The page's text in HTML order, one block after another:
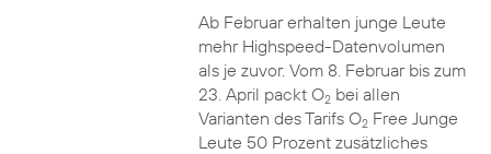
Ab Februar erhalten junge Leute
mehr Highspeed-Datenvolumen
als je zuvor. Vom 8. Februar bis zum
23. April packt O2bei allen
Varianten des Tarifs O2Free Junge
Leute 50 Prozent zusätzliches